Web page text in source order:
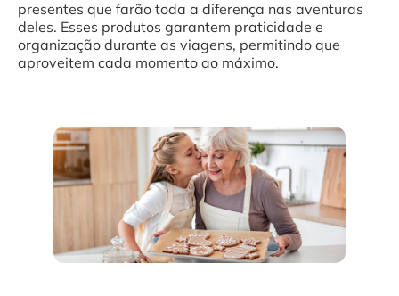
presentes que farão toda a diferença nas aventuras
deles. Esses produtos garantem praticidade e
organização durante as viagens, permitindo que
aproveitem cada momento ao máximo.